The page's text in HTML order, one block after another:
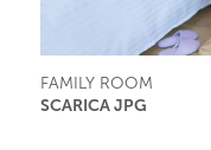
FAMILY ROOM
SCARICA JPG